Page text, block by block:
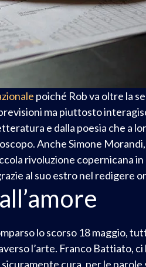
poiché Rob va oltre la
ma piuttosto
e dalla poesia che a
Anche Simone
rivoluzione copernicana
al suo estro nel redigere
lo scorso 18 maggio,
l’arte. Franco Battiato,
cura, per le parole